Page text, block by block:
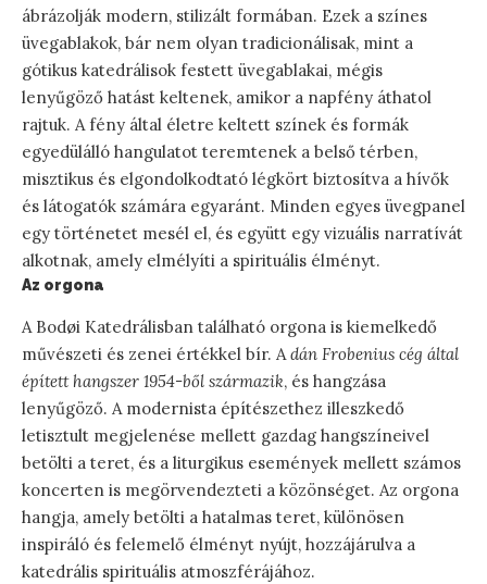
ábrázolják modern, stilizált formában. Ezek a színes
üvegablakok, bár nem olyan tradicionálisak, mint a
gótikus katedrálisok festett üvegablakai, mégis
lenyűgöző hatást keltenek, amikor a napfény áthatol
rajtuk. A fény által életre keltett színek és formák
egyedülálló hangulatot teremtenek a belső térben,
misztikus és elgondolkodtató légkört biztosítva a hívők
és látogatók számára egyaránt. Minden egyes üvegpanel
egy történetet mesél el, és együtt egy vizuális narratívát
alkotnak, amely elmélyíti a spirituális élményt.
Az orgona
A Bodøi Katedrálisban található orgona is kiemelkedő
művészeti és zenei értékkel bír. A dán Frobenius cég által
épített hangszer 1954-ből származik, és hangzása
lenyűgöző. A modernista építészethez illeszkedő
letisztult megjelenése mellett gazdag hangszíneivel
betölti a teret, és a liturgikus események mellett számos
koncerten is megörvendezteti a közönséget. Az orgona
hangja, amely betölti a hatalmas teret, különösen
inspiráló és felemelő élményt nyújt, hozzájárulva a
katedrális spirituális atmoszférájához.